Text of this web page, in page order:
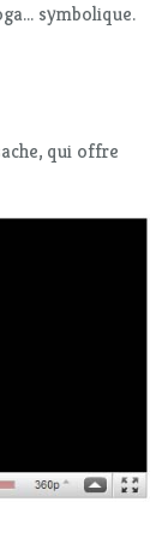
symbolique.
qui offre